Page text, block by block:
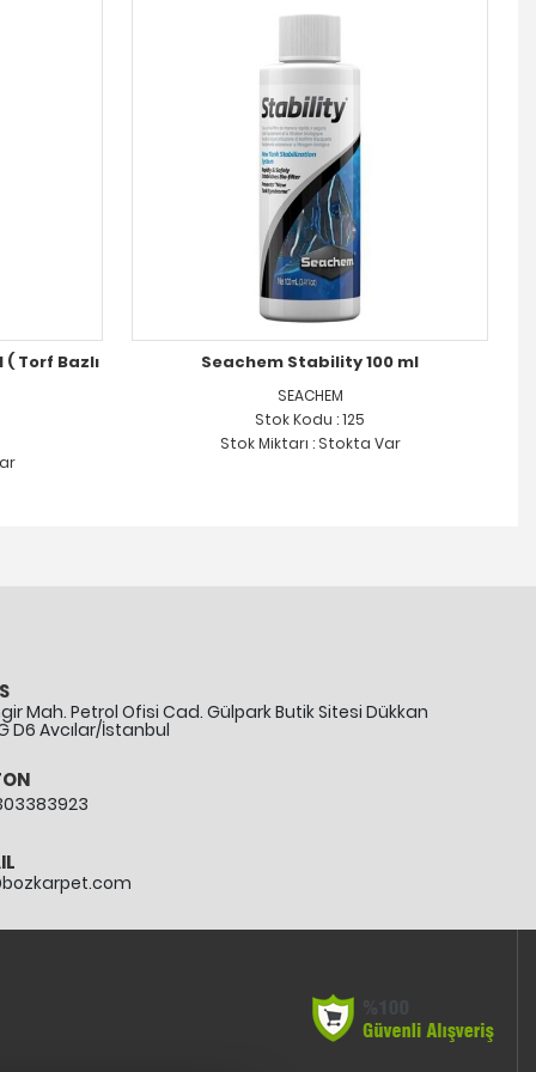
Torf Bazlı Seachem Stability 100 ml
SEACHEM
Stok Kodu : 125
Stok Miktarı : Stokta Var
Mah. Petrol Ofisi Cad. Gülpark Butik Sitesi Dükkan
D6 Avcılar/İstanbul